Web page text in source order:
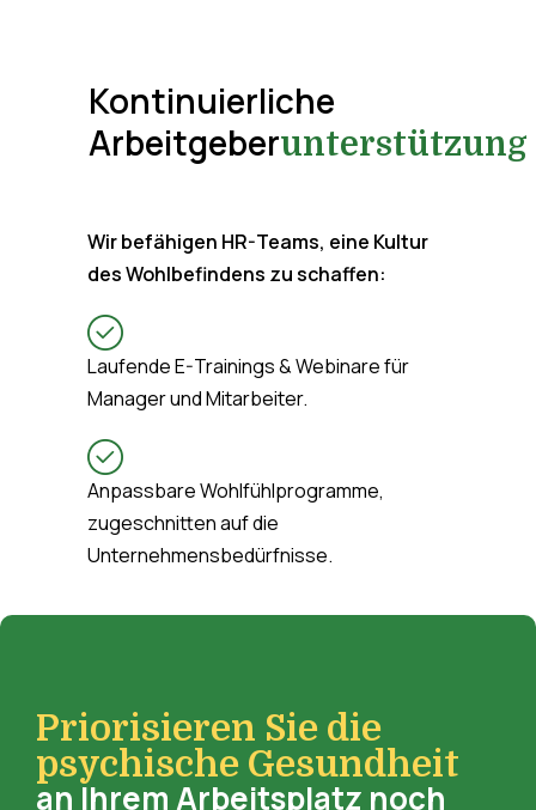
Kontinuierliche
Arbeitgeberunterstützung
Wir befähigen HR-Teams, eine Kultur
des Wohlbefindens zu schaffen:
Laufende E-Trainings & Webinare für
Manager und Mitarbeiter.
Anpassbare Wohlfühlprogramme,
zugeschnitten auf die
Unternehmensbedürfnisse.
Priorisieren Sie die
psychische Gesundheit
an Ihrem Arbeitsplatz noch